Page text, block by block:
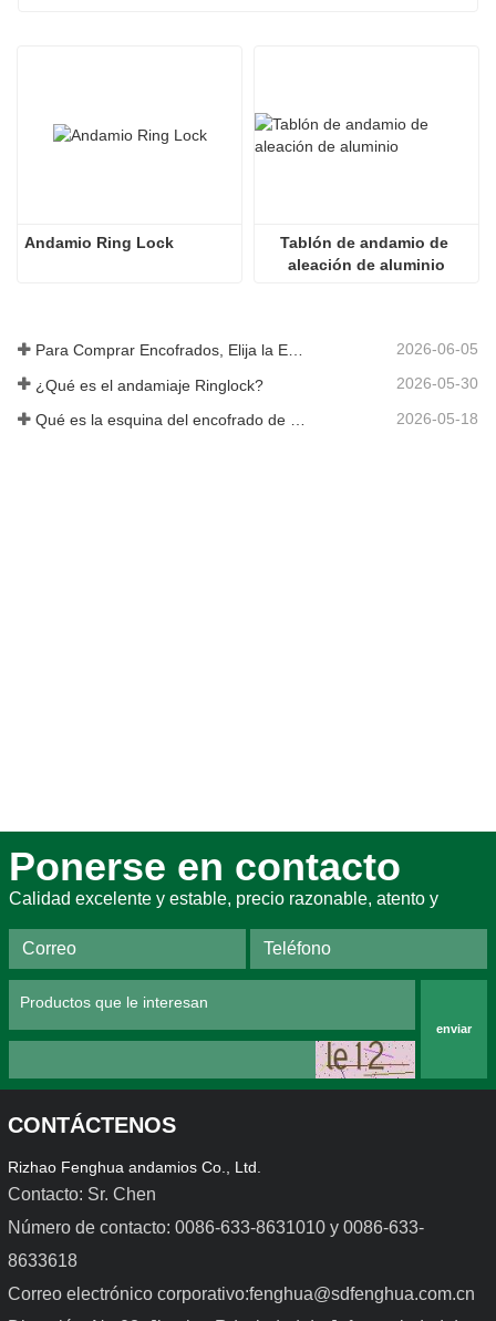
Andamio Ring Lock
Tablón de andamio de
aleación de aluminio
Para Comprar Encofrados, Elija la Empresa Rizhao Fenghua 2026-06-05
¿Qué es el andamiaje Ringlock? 2026-05-30
2026-05-18
Encofrado de acero para
trabajos ligeros
aluminio
Ponerse en contacto
Calidad excelente y estable, precio razonable, atento y
enviar
CONTÁCTENOS
Rizhao Fenghua andamios Co., Ltd.
Contacto: Sr. Chen
Número de contacto: 0086-633-8631010 y 0086-633-
8633618
Correo electrónico corporativo:fenghua@sdfenghua.com.cn